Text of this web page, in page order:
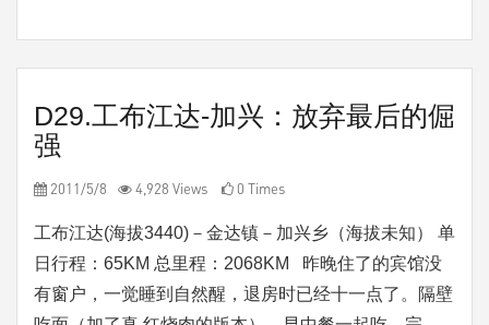
D29.工布江达-加兴：放弃最后的倔
强
2011/5/8 4,928 Views 0 Times
工布江达(海拔3440)－金达镇－加兴乡（海拔未知） 单
日行程：65KM 总里程：2068KM 昨晚住了的宾馆没
有窗户，一觉睡到自然醒，退房时已经十一点了。隔壁